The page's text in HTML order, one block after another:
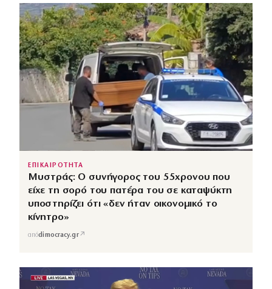
ΕΠΙΚΑΙΡΟΤΗΤΑ
Μυστράς: Ο συνήγορος του 55χρονου που
είχε τη σορό του πατέρα του σε καταψύκτη
υποστηρίζει ότι «δεν ήταν οικονομικό το
κίνητρο»
απόdimocracy.gr↗